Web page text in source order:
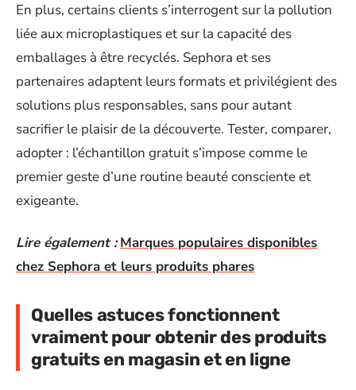
En plus, certains clients s’interrogent sur la pollution
liée aux microplastiques et sur la capacité des
emballages à être recyclés. Sephora et ses
partenaires adaptent leurs formats et privilégient des
solutions plus responsables, sans pour autant
sacrifier le plaisir de la découverte. Tester, comparer,
adopter : l’échantillon gratuit s’impose comme le
premier geste d’une routine beauté consciente et
exigeante.
Lire également : Marques populaires disponibles
chez Sephora et leurs produits phares
Quelles astuces fonctionnent
vraiment pour obtenir des produits
gratuits en magasin et en ligne